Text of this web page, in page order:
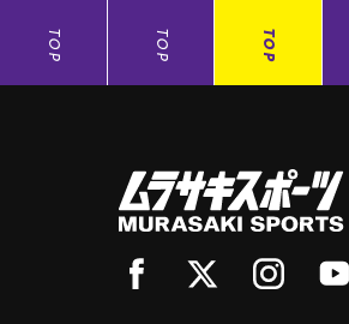
TOP TOP TOP